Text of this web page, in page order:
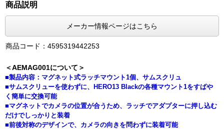
商品説明
メーカー情報ページはこちら
商品コード：4595319442253
＜AEMAG001について＞
■製品内容：マグネット式ラッチマウント1個、サムスクリュ
■サムスクリューを使わずに、HERO13 Blackの各種マウント1をすばや
く簡単に交換可能
■マグネットでカメラの位置が合うため、ラッチでアダプターに押し込む
だけでしっかりと装着
■前後対称のデザインで、カメラの向きを問わずに装着可能